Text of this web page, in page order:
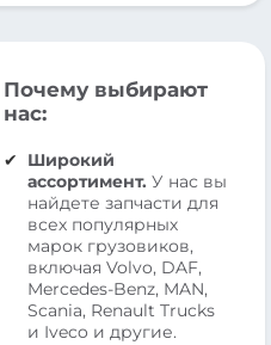
Почему выбирают
нас:
Широкий
ассортимент. У нас вы
найдете запчасти для
всех популярных
марок грузовиков,
включая Volvo, DAF,
Mercedes-Benz, MAN,
Scania, Renault Trucks
и Iveco и другие.